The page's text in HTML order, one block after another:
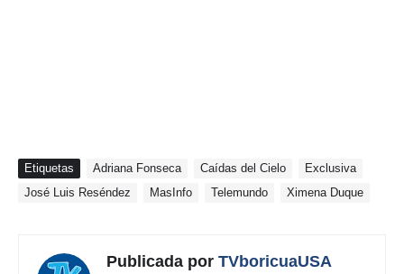
Etiquetas Adriana Fonseca Caídas del Cielo
Exclusiva
José Luis Reséndez
MasInfo Telemundo Ximena Duque
Publicada por TVboricuaUSA